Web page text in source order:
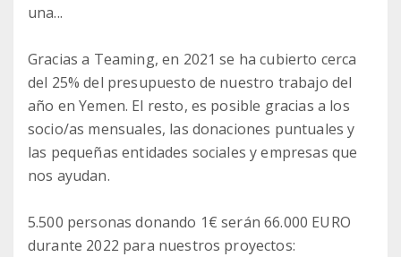
una...
Gracias a Teaming, en 2021 se ha cubierto cerca
del 25% del presupuesto de nuestro trabajo del
año en Yemen. El resto, es posible gracias a los
socio/as mensuales, las donaciones puntuales y
las pequeñas entidades sociales y empresas que
nos ayudan.
5.500 personas donando 1€ serán 66.000 EURO
durante 2022 para nuestros proyectos: